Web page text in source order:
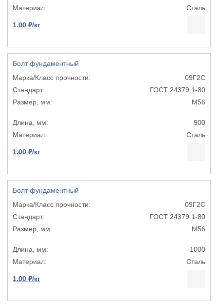
Сталь
1.00 ₽/кг
Болт фундаментный
09Г2С
ГОСТ 24379.1-80
М56
900
Сталь
1.00 ₽/кг
Болт фундаментный
09Г2С
ГОСТ 24379.1-80
М56
1000
Сталь
1.00 ₽/кг